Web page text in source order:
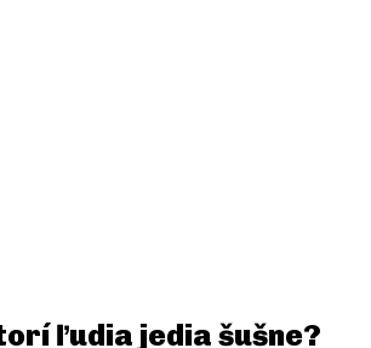
ľudia jedia šušne?